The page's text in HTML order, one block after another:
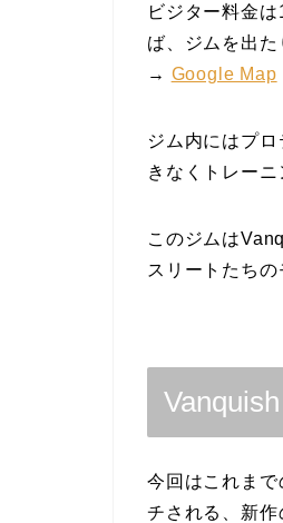
ビジター料金
ば、ジムを出た
→ Google Map
ジム内にはプ
きなくトレーニ
このジムは
スリートたち
今回はこれま
チされる、新作